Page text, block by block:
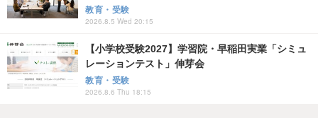
教育・受験
2026.8.5 Wed 20:15
【小学校受験2027】学習院・早稲田実業「シミュ
レーションテスト」伸芽会
教育・受験
2026.8.6 Thu 18:15